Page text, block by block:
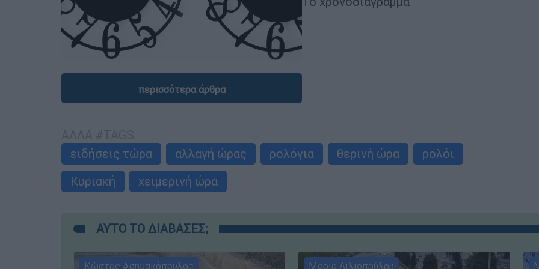
περισσότερα άρθρα
ειδήσεις τώρα
αλλαγή ώρας ρολόγια θερινή ώρα
ρολόι
Κυριακή
χειμερινή ώρα
ΑΥΤΟ ΤΟ ΔΙΑΒΑΣΕΣ;
Κώστας Ασημακόπουλος Μαρία Λιλιοπούλου